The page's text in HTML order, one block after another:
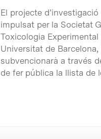
El projecte
impulsat per la Societat
Toxicologia
Universitat de
subvencionarà a través
de fer pública la llista de